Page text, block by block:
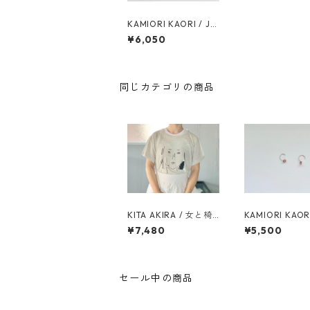
KAMIORI KAORI / JA
RDIN REF2 EARRING
¥6,050
同じカテゴリの商品
KITA AKIRA / 女と椅
子 SPECIAL BOX
¥7,480
KAMIORI
utique pierces
dochrosite
¥5,500
セール中の商品